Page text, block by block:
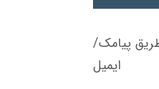
زمان تحویل لینک دانلود کتاب های 500 هزار تومانی حداکثر 12 ساعت از طریق پیامک/
ایمیل